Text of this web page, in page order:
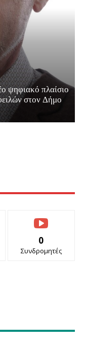
ψηφιακό πλαίσιο
στον Δήμο
0
Συνδρομητές